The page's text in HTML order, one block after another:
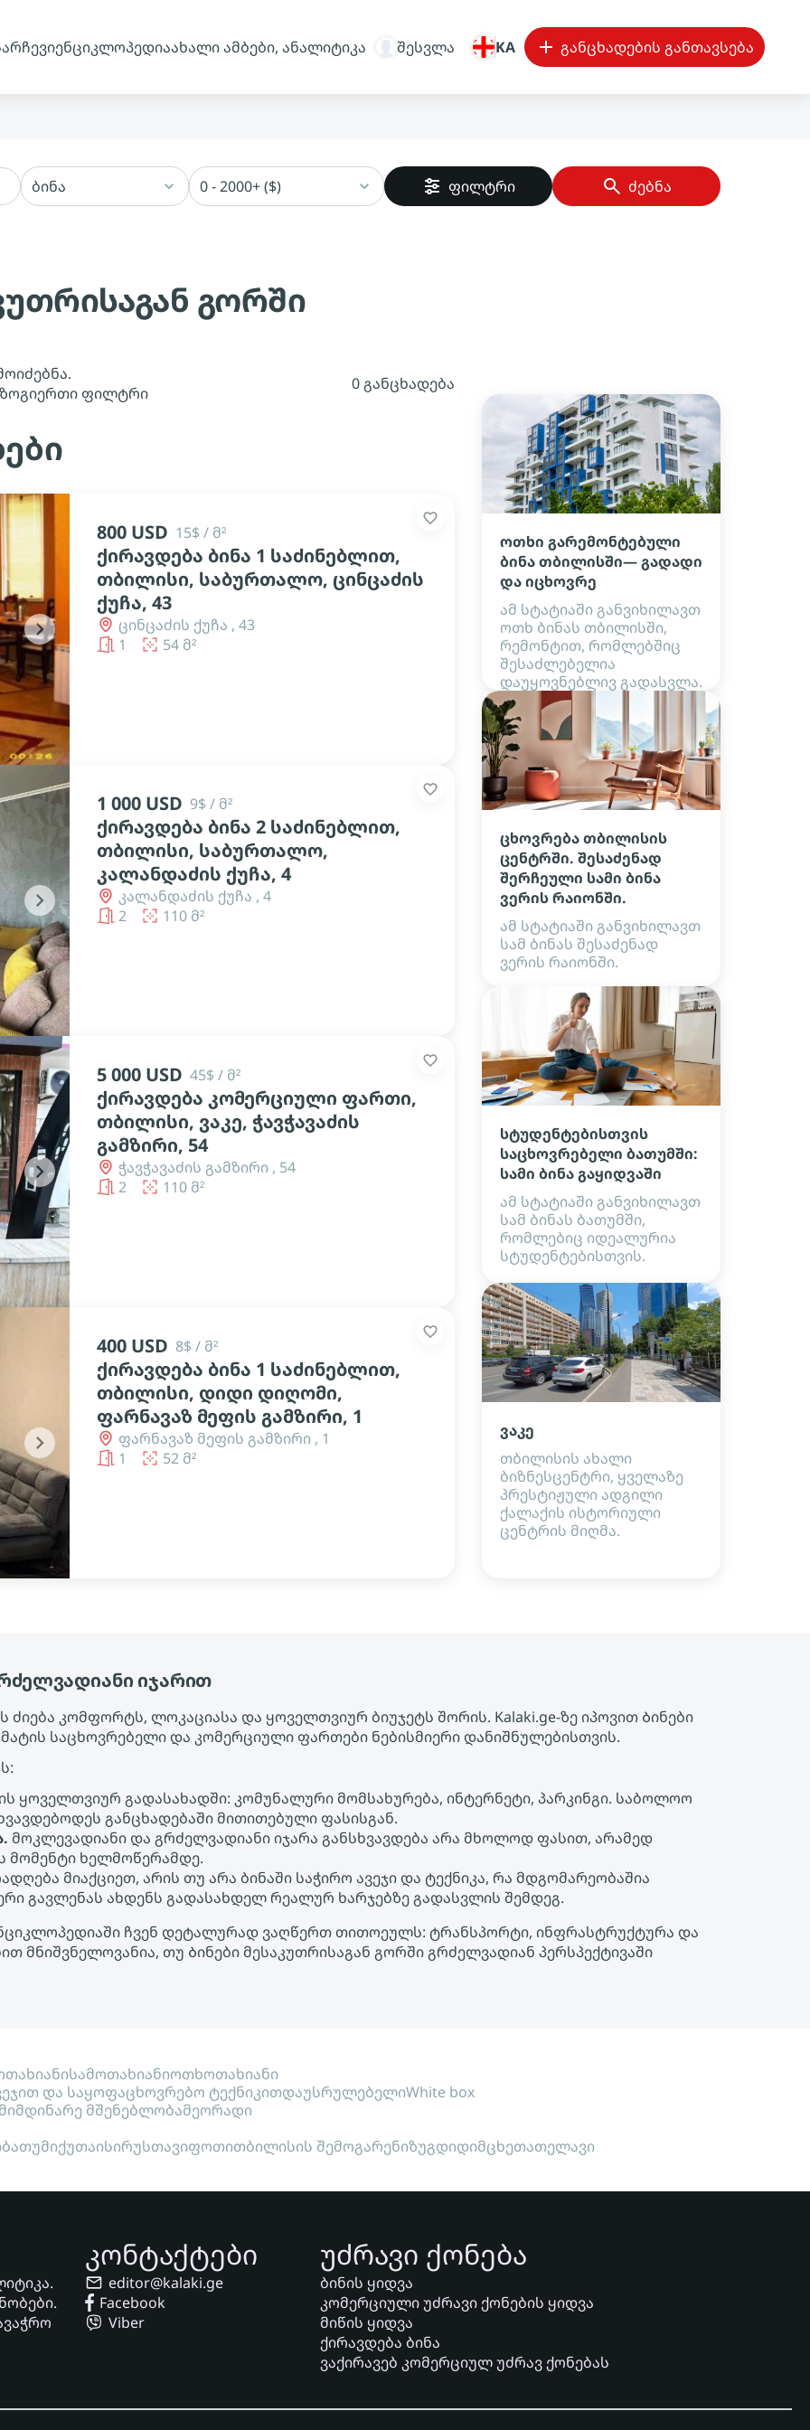
ენციკლოპედიაახალი ამბები, ანალიტიკა შესვლა KA განცხადების განთავსება
ბინა 0 - 2000+ ($) ფილტრი ძებნა
გორში
ფილტრი
0 განცხადება
chevron_right
800 USD 15$ / მ²
ქირავდება ბინა 1 საძინებლით,
თბილისი, საბურთალო, ცინცაძის
ქუჩა, 43
ცინცაძის ქუჩა , 43
1
54 მ²
chevron_right
1 000 USD 9$ / მ²
ქირავდება ბინა 2 საძინებლით,
თბილისი, საბურთალო,
კალანდაძის ქუჩა, 4
კალანდაძის ქუჩა , 4
2
110 მ²
chevron_right
5 000 USD 45$ / მ²
ქირავდება კომერციული ფართი,
თბილისი, ვაკე, ჭავჭავაძის
გამზირი, 54
ჭავჭავაძის გამზირი , 54
2
110 მ²
chevron_right
400 USD 8$ / მ²
ქირავდება ბინა 1 საძინებლით,
თბილისი, დიდი დიღომი,
ფარნავაზ მეფის გამზირი, 1
ფარნავაზ მეფის გამზირი , 1
1
52 მ²
ოთხი გარემონტებული
ბინა თბილისში— გადადი
და იცხოვრე
ამ სტატიაში განვიხილავთ
ოთხ ბინას თბილისში,
რემონტით, რომლებშიც
შესაძლებელია
დაუყოვნებლივ გადასვლა.
ცხოვრება თბილისის
ცენტრში. შესაძენად
შერჩეული სამი ბინა
ვერის რაიონში.
ამ სტატიაში განვიხილავთ
სამ ბინას შესაძენად
ვერის რაიონში.
სტუდენტებისთვის
საცხოვრებელი ბათუმში:
სამი ბინა გაყიდვაში
ამ სტატიაში განვიხილავთ
სამ ბინას ბათუმში,
რომლებიც იდეალურია
სტუდენტებისთვის.
ვაკე
თბილისის ახალი
ბიზნესცენტრი, ყველაზე
პრესტიჟული ადგილი
ქალაქის ისტორიული
ცენტრის მიღმა.
იჯარით
კომფორტს, ლოკაციასა და ყოველთვიურ ბიუჯეტს შორის. Kalaki.ge-ზე იპოვით Ბინები
საცხოვრებელი და კომერციული ფართები ნებისმიერი დანიშნულებისთვის.
ყოველთვიურ გადასახადში: კომუნალური მომსახურება, ინტერნეტი, პარკინგი. საბოლოო
განცხადებაში მითითებული ფასისგან.
მოკლევადიანი და გრძელვადიანი იჯარა განსხვავდება არა მხოლოდ ფასით, არამედ
მომენტი ხელმოწერამდე.
მიაქციეთ, არის თუ არა ბინაში საჭირო ავეჯი და ტექნიკა, რა მდგომარეობაშია
გავლენას ახდენს გადასახდელ რეალურ ხარჯებზე გადასვლის შემდეგ.
ენციკლოპედიაში ჩვენ დეტალურად ვაღწერთ თითოეულს: ტრანსპორტი, ინფრასტრუქტურა და
მნიშვნელოვანია, თუ Ბინები მესაკუთრისაგან გორში გრძელვადიან პერსპექტივაში
სამოთახიანიოთხოთახიანი
და საყოფაცხოვრებო ტექნიკითდაუსრულებელიWhite box
მიმდინარე მშენებლობამეორადი
ბათუმიქუთაისირუსთავიფოთითბილისის შემოგარენიზუგდიდიმცხეთათელავი
კონტაქტები
editor@kalaki.ge
Facebook
Viber
უძრავი ქონება
ბინის ყიდვა
კომერციული უძრავი ქონების ყიდვა
მიწის ყიდვა
ქირავდება ბინა
ვაქირავებ კომერციულ უძრავ ქონებას